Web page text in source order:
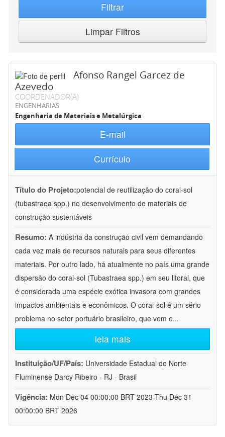
Filtrar
Limpar Filtros
Afonso Rangel Garcez de
Azevedo
COORDENADOR(A)
ENGENHARIAS
Engenharia de Materiais e Metalúrgica
E-mail
Currículo
Título do Projeto:potencial de reutilização do coral-sol
(tubastraea spp.) no desenvolvimento de materiais de
construção sustentáveis
Resumo: A indústria da construção civil vem demandando
cada vez mais de recursos naturais para seus diferentes
materiais. Por outro lado, há atualmente no país uma grande
dispersão do coral-sol (Tubastraea spp.) em seu litoral, que
é considerada uma espécie exótica invasora com grandes
impactos ambientais e econômicos. O coral-sol é um sério
problema no setor portuário brasileiro, que vem e...
leia mais
Instituição/UF/País: Universidade Estadual do Norte
Fluminense Darcy Ribeiro - RJ - Brasil
Vigência: Mon Dec 04 00:00:00 BRT 2023-Thu Dec 31
00:00:00 BRT 2026